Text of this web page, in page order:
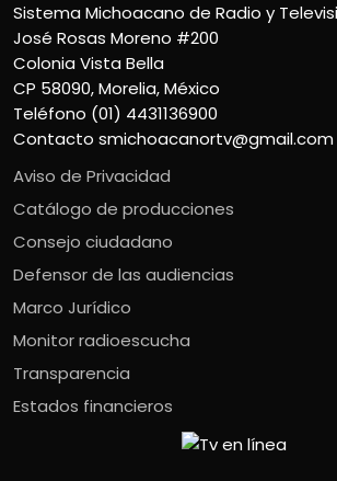
Sistema Michoacano de Radio y
José Rosas Moreno #200
Colonia Vista Bella
CP 58090, Morelia, México
Teléfono (01) 4431136900
Contacto smichoacanortv@gmail.com
Aviso de Privacidad
Catálogo de producciones
Consejo ciudadano
Defensor de las audiencias
Marco Jurídico
Monitor radioescucha
Transparencia
Estados financieros